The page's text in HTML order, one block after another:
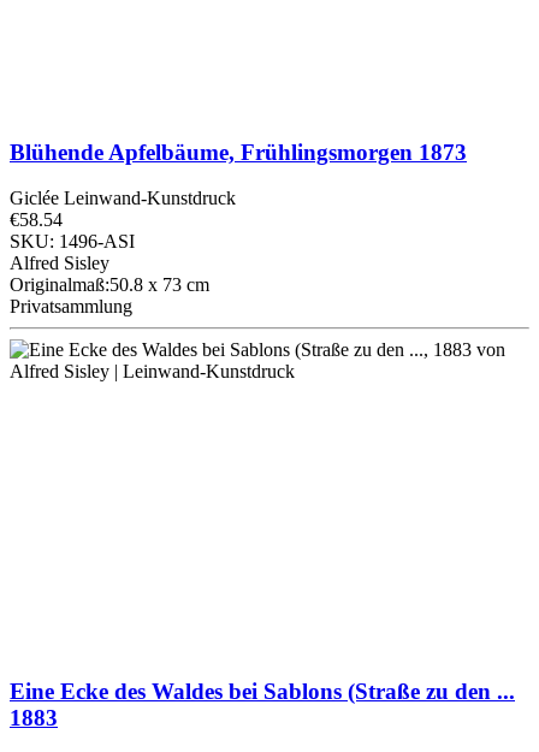
Blühende Apfelbäume, Frühlingsmorgen 1873
Giclée Leinwand-Kunstdruck
€58.54
SKU: 1496-ASI
Alfred Sisley
Originalmaß:50.8 x 73 cm
Privatsammlung
Eine Ecke des Waldes bei Sablons (Straße zu den ...
1883